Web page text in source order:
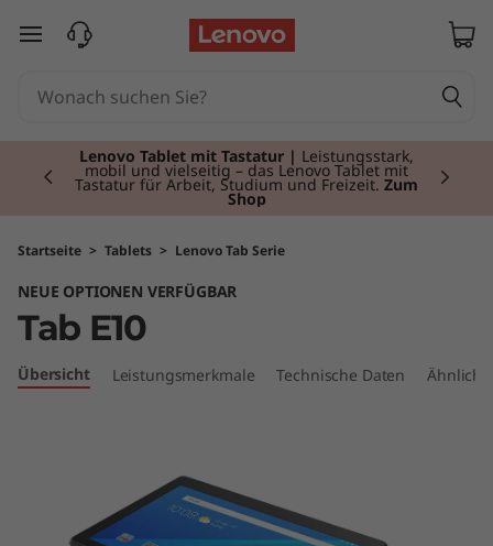
T
0
zum Hauptinhalt springen
Lenovo Tablet mit Tastatur | Leistungsstark,
mobil und vielseitig – das Lenovo Tablet mit
Tastatur für Arbeit, Studium und Freizeit. Zum
Shop
Currently displaying item 2 of 2
Startseite > Tablets > Lenovo Tab Serie
NEUE OPTIONEN VERFÜGBAR
Tab E10
Übersicht Leistungsmerkmale Technische Daten